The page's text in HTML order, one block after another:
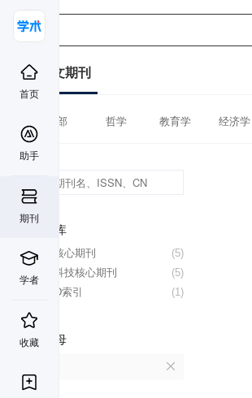
首页
助手
期刊
学者
收藏
中文期刊
全部 哲学 教育学 经济学
数据库
(5)
北大核心期刊
(5)
中国科技核心期刊
(1)
CSCD索引
首字母